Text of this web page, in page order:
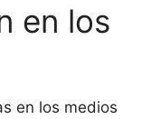
en los
en los medios